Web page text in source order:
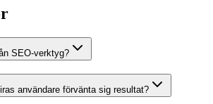
SEO-verktyg?
användare förvänta sig resultat?